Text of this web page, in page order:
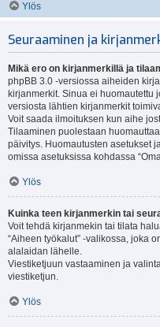
Ylös
Seuraaminen ja
Mikä ero on kirjanmerkillä ja
phpBB 3.0 -versiossa aiheiden
kirjanmerkit. Sinua ei huomautettu
versiosta lähtien kirjanmerkit
Voit saada ilmoituksen kun aihe
Tilaaminen puolestaan
päivitys. Huomautusten asetukset
omissa asetuksissa kohdassa
Ylös
Kuinka teen kirjanmerkin tai
Voit tehdä kirjanmekin tai tilata
“Aiheen työkalut” -valikossa, joka
alalaidan lähelle.
Viestiketjuun vastaaminen ja
viestiketjun.
Ylös